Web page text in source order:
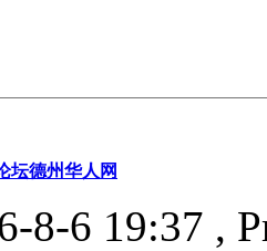
坛德州华人网
8-6 19:37 ,